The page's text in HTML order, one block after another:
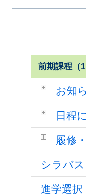
前期課程（
お知
日程
履修
シラバス
進学選択